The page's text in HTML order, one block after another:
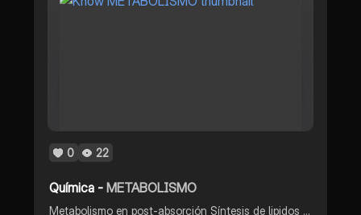
0 22
Química -METABOLISMO
Metabolismo en post-absorción Síntesis de lipidos Quimica